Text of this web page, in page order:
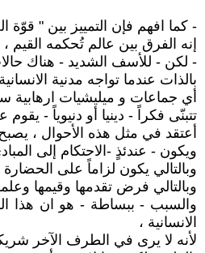
- كما افهم فإن التمييز بين "
إنه الفرق بين عالم تُحكمه القيم
- لكن - للأسف الشديد - هناك
بالذات عندما تواجه مدنية
أي جماعات و ميليشيات ارهابية
تتبنّى فكراً - دينيا أو دنيوياً -
أعتقد في مثل هذه الأحوال ،
ويكون - عندئذٍ -الاحتكام إلى
وبالتالي يكون لزاماً على
وبالتالي فرض تقدمها وقيمها
والسبب - ببساطة - هو ان هذا
الانسانية ،
لأنه لا يرى في الطرف الآخر